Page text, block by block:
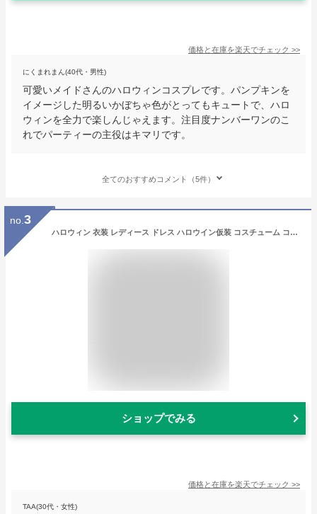
価格と在庫を楽天でチェック >>
にくまれまん(40代・男性)
可愛いメイドさんのハロウィンコスプレです。パンプキンを
イメージした明るいかぼちゃ色がとってもキュートで、ハロ
ウィンを全力で楽しんじゃえます。注目度ナンバーワンのこ
れでパーティーの主役はキマリです。
全てのおすすめコメント（5件）
no. 3
ハロウィン 衣装 レディース ドレス ハロウイン仮装 コスチューム コスプレ 大人 ハロウィーン コスプレコスチューム仮装 大人用 cosplay 北欧風 HAPPY HALLOWEEN パーティー ステージ スカート かぼちゃ スカルパターン ワンピース イベント クリスマス パーティ
ショップでみる
価格と在庫を楽天でチェック >>
TAA(30代・女性)